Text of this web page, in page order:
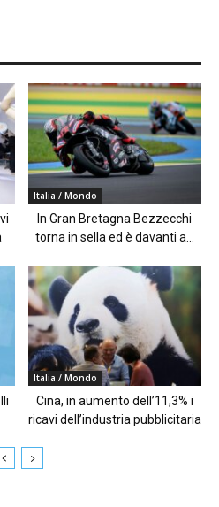
Italia / Mondo
In Gran Bretagna Bezzecchi
torna in sella ed è davanti a...
Italia / Mondo
Cina, in aumento dell’11,3% i
ricavi dell’industria pubblicitaria